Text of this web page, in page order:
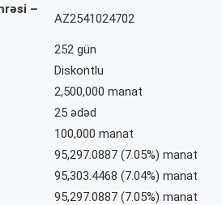
–
AZ2541024702
252 gün
Diskontlu
2,500,000 manat
25 ədəd
100,000 manat
95,297.0887 (7.05%) manat
95,303.4468 (7.04%) manat
95,297.0887 (7.05%) manat